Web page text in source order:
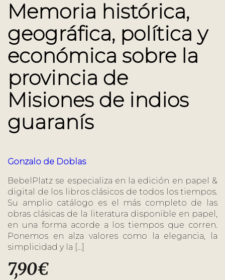
Memoria histórica,
geográfica, política y
económica sobre la
provincia de
Misiones de indios
guaranís
Gonzalo de Doblas
BebelPlatz se especializa en la edición en papel &
digital de los libros clásicos de todos los tiempos.
Su amplio catálogo es el más completo de las
obras clásicas de la literatura disponible en papel,
en una forma acorde a los tiempos que corren.
Ponemos en alza valores como la elegancia, la
simplicidad y la […]
7,90€